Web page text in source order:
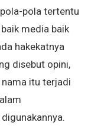
pola tertentu
media baik
hakekatnya
disebut opini,
nama itu terjadi